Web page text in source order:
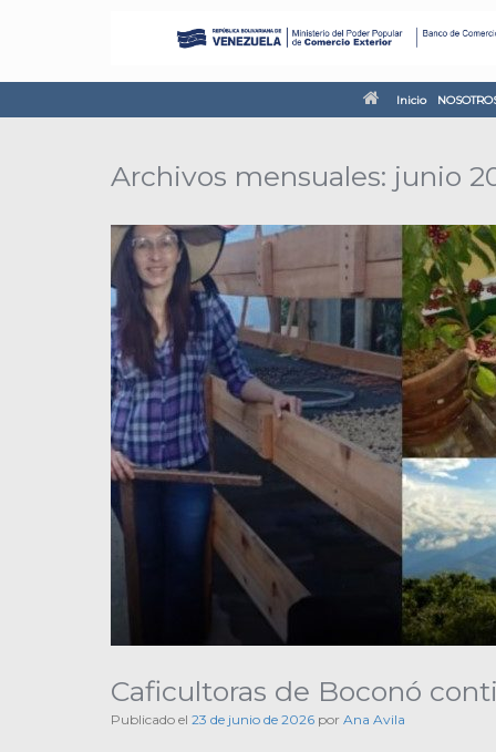
Inicio
Archivos mensuales: junio
Caficultoras de Boconó
Publicado el 23 de junio de 2026 por Ana Avila